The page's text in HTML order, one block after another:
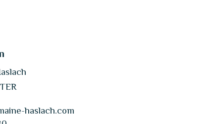
haslach.com